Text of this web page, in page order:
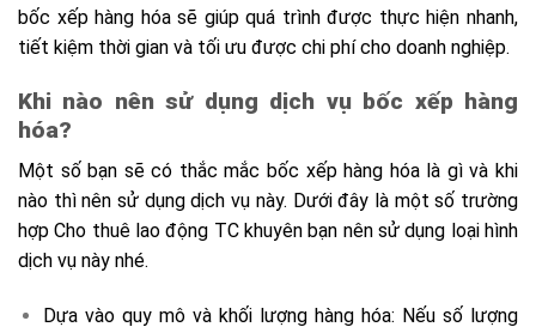
bốc xếp hàng hóa sẽ giúp quá trình được thực hiện nhanh,
tiết kiệm thời gian và tối ưu được chi phí cho doanh nghiệp.
Khi nào nên sử dụng dịch vụ bốc xếp hàng
hóa?
Một số bạn sẽ có thắc mắc bốc xếp hàng hóa là gì và khi
nào thì nên sử dụng dịch vụ này. Dưới đây là một số trường
hợp Cho thuê lao động TC khuyên bạn nên sử dụng loại hình
dịch vụ này nhé.
Dựa vào quy mô và khối lượng hàng hóa: Nếu số lượng